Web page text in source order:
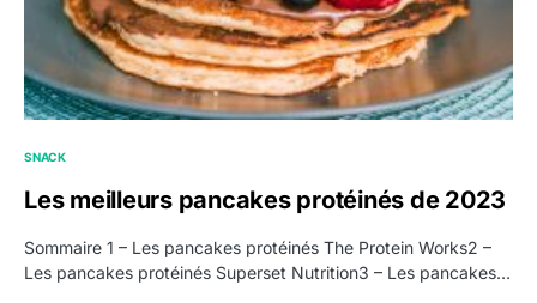
SNACK
Les meilleurs pancakes protéinés de 2023
Sommaire 1 – Les pancakes protéinés The Protein Works2 –
Les pancakes protéinés Superset Nutrition3 – Les pancakes…